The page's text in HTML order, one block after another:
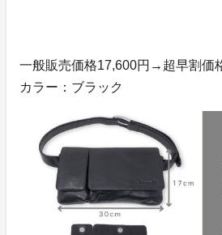
一般販売価格17,600円→超早割価
カラー：ブラック